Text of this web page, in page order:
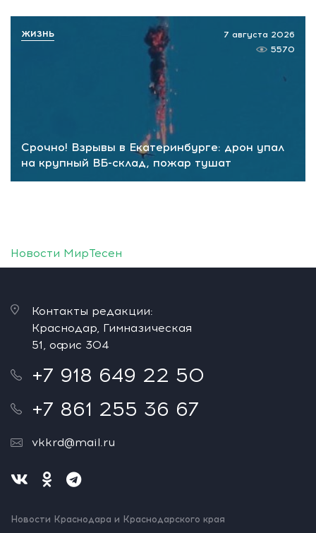
Срочно! Взрывы в Екатеринбурге: дрон упал
на крупный ВБ-склад, пожар тушат
7 августа 2026
5570
ЖИЗНЬ
Новости МирТесен
Контакты редакции:
Краснодар, Гимназическая
51, офис 304
+7 918 649 22 50
+7 861 255 36 67
vkkrd@mail.ru
Новости Краснодара и Краснодарского края